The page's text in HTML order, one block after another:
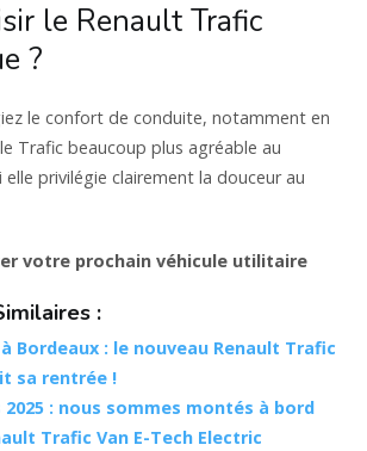
le Renault Trafic
?
le confort de conduite, notamment en
Trafic beaucoup plus agréable au
privilégie clairement la douceur au
votre prochain véhicule utilitaire
:
Bordeaux : le nouveau Renault Trafic
sa rentrée !
: nous sommes montés à bord
Trafic Van E-Tech Electric